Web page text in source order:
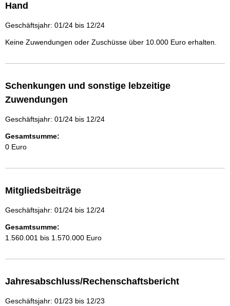
Hand
Geschäftsjahr: 01/24 bis 12/24
Keine Zuwendungen oder Zuschüsse über 10.000 Euro erhalten.
Schenkungen und sonstige lebzeitige
Zuwendungen
Geschäftsjahr: 01/24 bis 12/24
Gesamtsumme:
0 Euro
Mitgliedsbeiträge
Geschäftsjahr: 01/24 bis 12/24
Gesamtsumme:
1.560.001 bis 1.570.000 Euro
Jahresabschluss/Rechenschaftsbericht
Geschäftsjahr: 01/23 bis 12/23